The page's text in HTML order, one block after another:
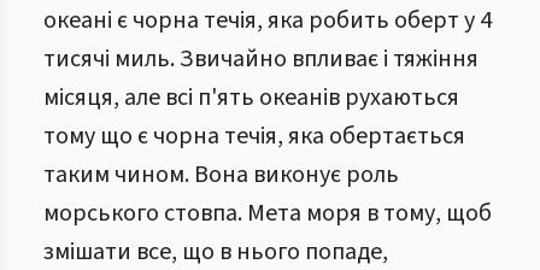
океані є чорна течія, яка робить оберт у 4
тисячі миль. Звичайно впливає і тяжіння
місяця, але всі п'ять океанів рухаються
тому що є чорна течія, яка обертається
таким чином. Вона виконує роль
морського стовпа. Мета моря в тому, щоб
змішати все, що в нього попаде,